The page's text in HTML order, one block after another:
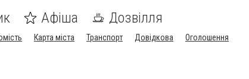
Афіша Дозвілля
Карта міста Транспорт Довідкова
Оголошення